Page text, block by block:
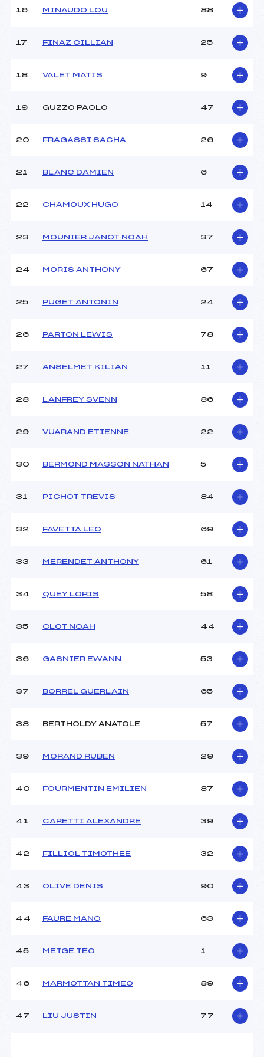
U16
16 MINAUDO LOU 88
17 FINAZ CILLIAN 25
18 VALET MATIS 9
19 GUZZO PAOLO 47
20 FRAGASSI SACHA 26
21 BLANC DAMIEN 6
22 CHAMOUX HUGO 14
23 MOUNIER JANOT NOAH 37
24 MORIS ANTHONY 67
25 PUGET ANTONIN 24
26 PARTON LEWIS 78
27 ANSELMET KILIAN 11
28 LANFREY SVENN 86
29 VUARAND ETIENNE 22
30 BERMOND MASSON NATHAN 5
31 PICHOT TREVIS 84
32 FAVETTA LEO 69
33 MERENDET ANTHONY 61
34 QUEY LORIS 58
35 CLOT NOAH 44
36 GASNIER EWANN 53
37 BORREL GUERLAIN 65
38 BERTHOLDY ANATOLE 57
39 MORAND RUBEN 29
40 FOURMENTIN EMILIEN 87
41 CARETTI ALEXANDRE 39
42 FILLIOL TIMOTHEE 32
43 OLIVE DENIS 90
44 FAURE MANO 63
45 METGE TEO 1
46 MARMOTTAN TIMEO 89
47 LIU JUSTIN 77